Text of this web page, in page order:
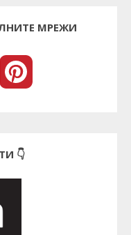
МРЕЖИ
👇